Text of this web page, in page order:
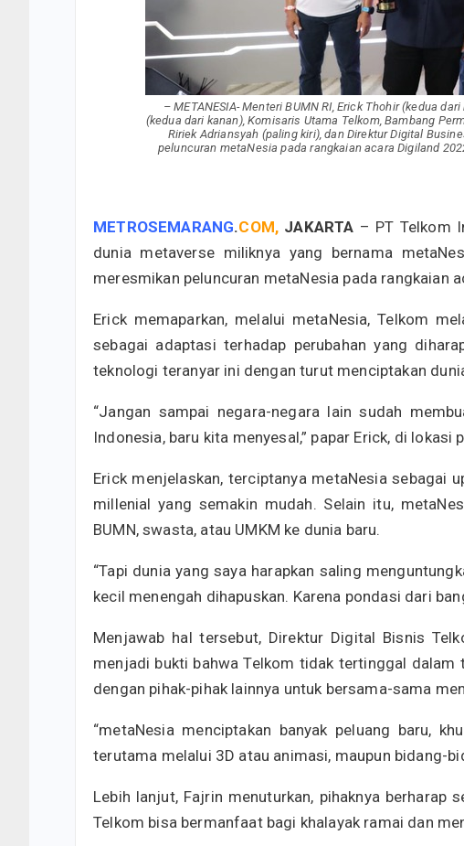
– METANESIA- Menteri BUMN RI, Erick Thohir (kedua
(kedua dari kanan), Komisaris Utama Telkom, Bambang
Ririek Adriansyah (paling kiri), dan Direktur Digital
peluncuran metaNesia pada rangkaian acara Digiland
METROSEMARANG.COM, JAKARTA – PT Telkom
dunia metaverse miliknya yang bernama
meresmikan peluncuran metaNesia pada rangkaian
Erick memaparkan, melalui metaNesia, Telkom
sebagai adaptasi terhadap perubahan yang
teknologi teranyar ini dengan turut menciptakan
“Jangan sampai negara-negara lain sudah
Indonesia, baru kita menyesal,” papar Erick, di lokasi
Erick menjelaskan, terciptanya metaNesia sebagai
millenial yang semakin mudah. Selain itu,
BUMN, swasta, atau UMKM ke dunia baru.
“Tapi dunia yang saya harapkan saling
kecil menengah dihapuskan. Karena pondasi dari
Menjawab hal tersebut, Direktur Digital Bisnis
menjadi bukti bahwa Telkom tidak tertinggal
dengan pihak-pihak lainnya untuk bersama-sama
“metaNesia menciptakan banyak peluang baru,
terutama melalui 3D atau animasi, maupun bidang-
Lebih lanjut, Fajrin menuturkan, pihaknya berharap
Telkom bisa bermanfaat bagi khalayak ramai dan